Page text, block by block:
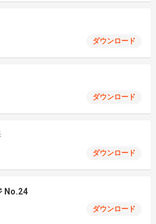
ダウンロード
ダウンロード
ダウンロード
No.24
ダウンロード